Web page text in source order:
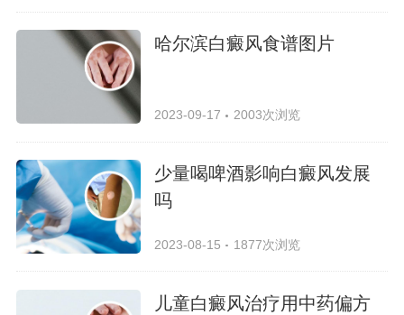
哈尔滨白癜风食谱图片
2023-09-17 2003次浏览
少量喝啤酒影响白癜风发展
吗
2023-08-15 1877次浏览
儿童白癜风治疗用中药偏方